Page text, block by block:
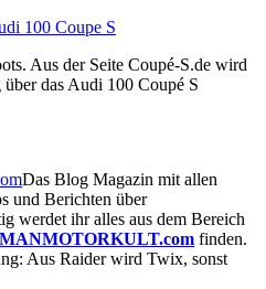
Aus der Seite Coupé-S.de wird
das Audi 100 Coupé S
Das Blog Magazin mit allen
und Berichten über
werdet ihr alles aus dem Bereich
finden.
Aus Raider wird Twix, sonst